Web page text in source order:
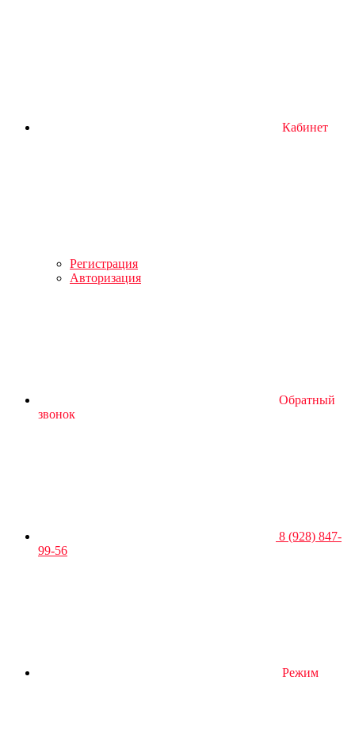
Кабинет
Регистрация
Авторизация
Обратный
звонок
8 (928) 847-
99-56
Режим